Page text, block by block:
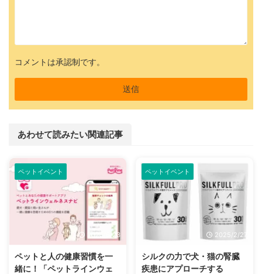
コメントは承認制です。
あわせて読みたい関連記事
ペットイベント
2025/6/23
ペットと人の健康習慣を一
緒に！「ペットラインウェ
ペットイベント
2025/2/27
シルクの力で犬・猫の腎臓
疾患にアプローチする